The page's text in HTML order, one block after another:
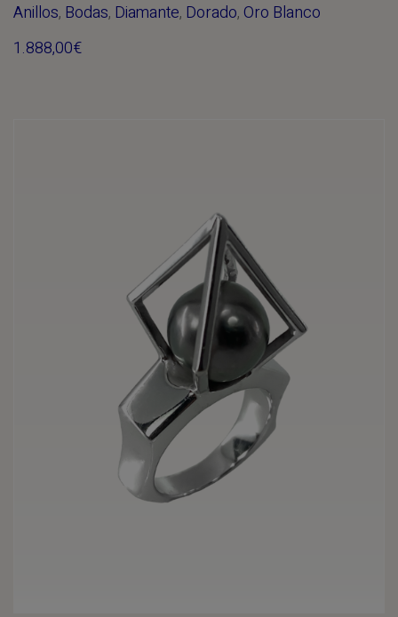
Anillos, Bodas, Diamante, Dorado,Oro Blanco
1.888,00€